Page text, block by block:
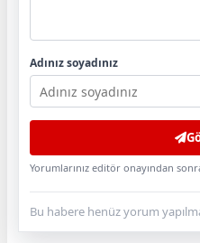
Adınız soyadınız
Yorumlarınız editör onayından
Bu habere henüz yorum